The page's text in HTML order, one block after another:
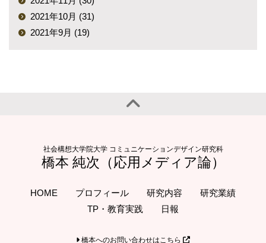
2021年10月 (31)
2021年9月 (19)
社会構想大学院大学 コミュニケーションデザイン研究科
橋本 純次（応用メディア論）
HOME プロフィール 研究内容
研究業績
TP・教育実践
日報
橋本へのお問い合わせはこちら